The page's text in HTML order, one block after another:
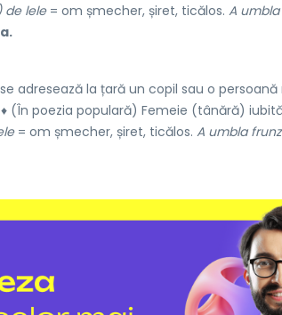
de lele= om șmecher, șiret, ticălos. A
adresează la țară un copil sau o
♦ (În poezia populară) Femeie (tânără)
= om șmecher, șiret, ticălos. A umbla